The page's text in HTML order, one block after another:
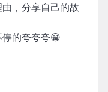
，分享自己的故
的夸夸夸😁